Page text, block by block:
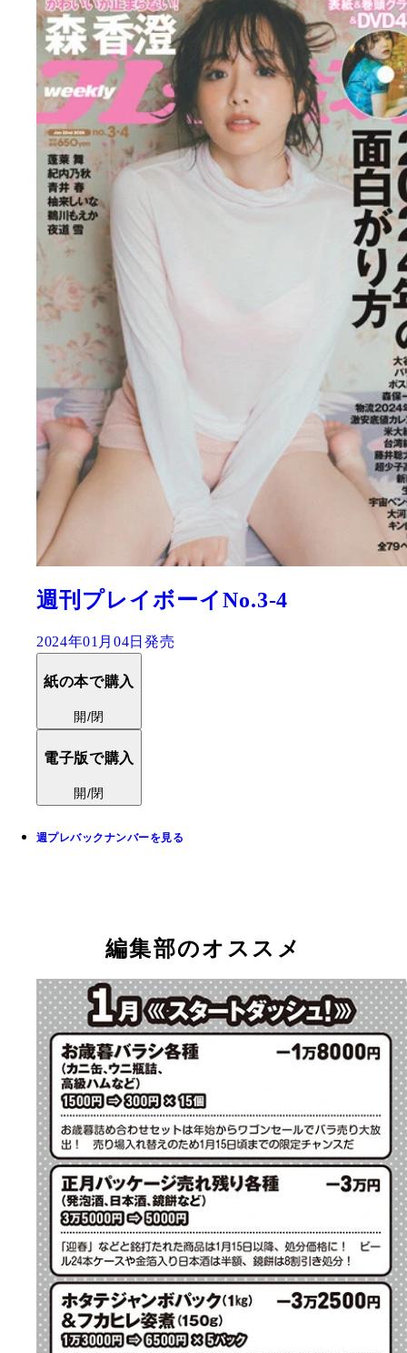
週刊プレイボーイNo.3-4
2024年01月04日発売
紙の本で購入
開/閉
電子版で購入
開/閉
週プレバックナンバーを見る
編集部のオススメ